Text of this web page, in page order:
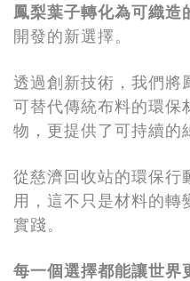
鳳梨葉子轉化為可織造
開發的新選擇。
透過創新技術，我們將
可替代傳統布料的環保
物，更提供了可持續的
從慈濟回收站的環保行
用，這不只是材料的轉
實踐。
每一個選擇都能讓世界